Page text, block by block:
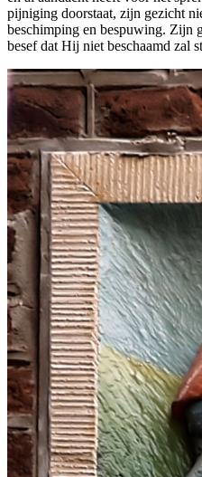
pijniging doorstaat, zijn gezicht
beschimping en bespuwing. Zijn
besef dat Hij niet beschaamd zal